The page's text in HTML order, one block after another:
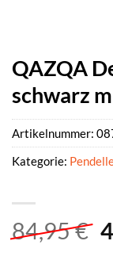
QAZQA
schwarz
84,95€
Artikelnummer:
Kategorie: